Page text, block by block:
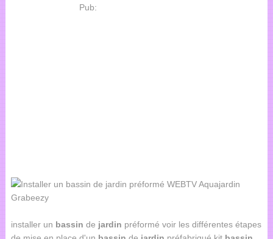
Pub:
installer un bassin de jardin préformé voir les différentes étapes